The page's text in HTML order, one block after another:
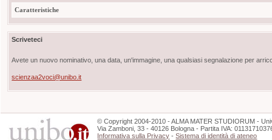
Caratteristiche
Scriveteci
Avete un nuovo nominativo, una data, un'immagine, una qualsiasi segnalazione per
scienzaa2voci@unibo.it
©Copyright 2004-2010 - ALMA MATER STUDIORUM -
Via Zamboni, 33 - 40126 Bologna - Partita IVA:
Informativa sulla Privacy -Sistema di identità di ateneo